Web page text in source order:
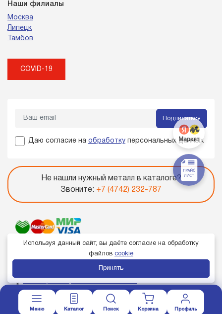
Меню Каталог Поиск Корзина Профиль
Наши филиалы
Москва
Липецк
Тамбов
COVID-19
Подписаться
Даю согласие на обработку персональных данных
Не нашли нужный металл в каталоге?
Звоните: +7 (4742) 232-787
Используя данный сайт, вы даёте согласие на обработку
файлов cookie
Принять